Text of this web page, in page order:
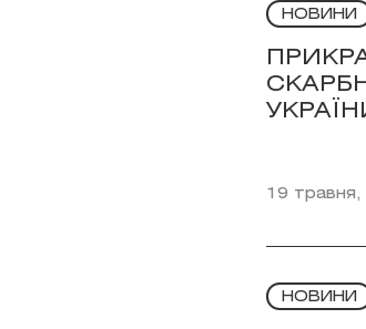
НОВИНИ
19 травня,
НОВИНИ